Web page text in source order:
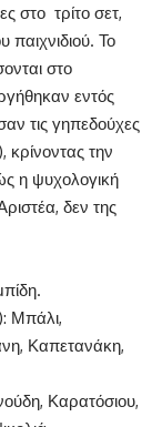
στο τρίτο σετ,
παιχνιδιού. Το
στο
εντός
τις γηπεδούχες
κρίνοντας την
η ψυχολογική
δεν της
Μπάλι,
Καπετανάκη,
Καρατόσιου,